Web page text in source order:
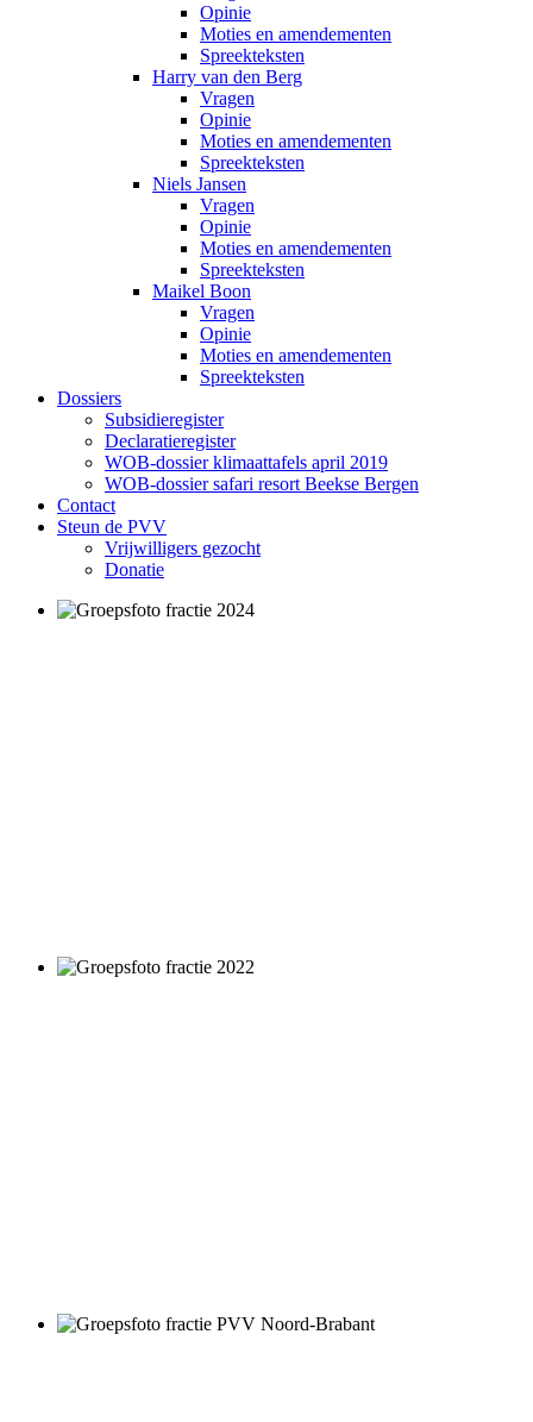
Opinie
Moties en amendementen
Spreekteksten
Harry van den Berg
Vragen
Opinie
Moties en amendementen
Spreekteksten
Niels Jansen
Vragen
Opinie
Moties en amendementen
Spreekteksten
Maikel Boon
Vragen
Opinie
Moties en amendementen
Spreekteksten
Dossiers
Subsidieregister
Declaratieregister
WOB-dossier klimaattafels april 2019
WOB-dossier safari resort Beekse Bergen
Contact
Steun de PVV
Vrijwilligers gezocht
Donatie